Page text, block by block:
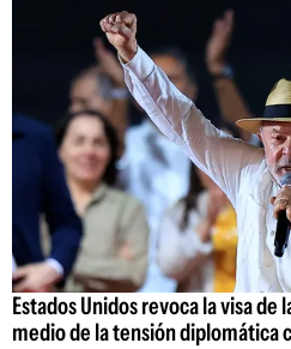
Estados Unidos revoca la visa de
medio de la tensión diplomática